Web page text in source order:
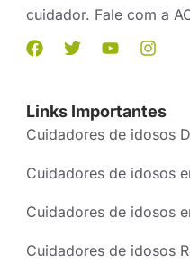
cuidador. Fale com a
Links Importantes
Cuidadores de idosos
Cuidadores de idosos
Cuidadores de idosos
Cuidadores de idosos